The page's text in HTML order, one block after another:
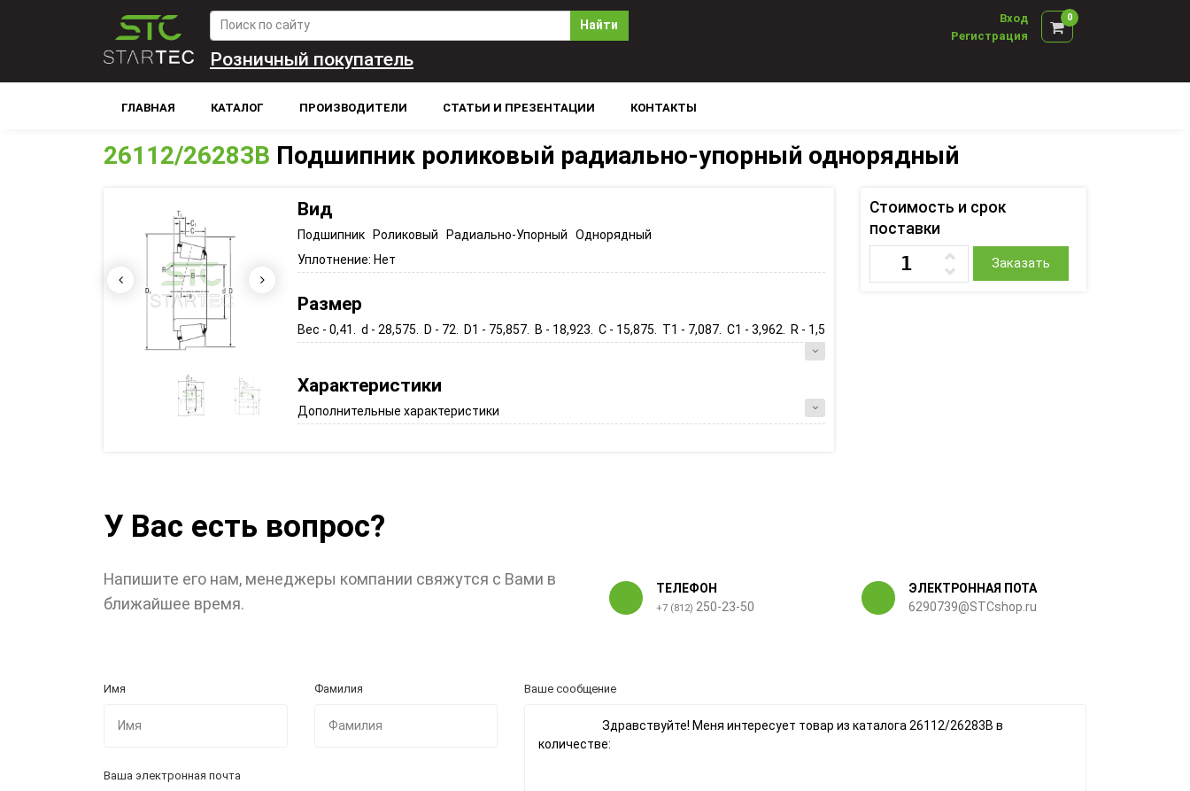
Найти
Вход
Регистрация
0
Розничный покупатель
ГЛАВНАЯ КАТАЛОГ ПРОИЗВОДИТЕЛИ СТАТЬИ И ПРЕЗЕНТАЦИИ КОНТАКТЫ
26112/26283B Подшипник роликовый радиально-упорный однорядный
Вид
Подшипник Роликовый Радиально-Упорный Однорядный
Уплотнение: Нет
Размер
Вес - 0,41. d - 28,575. D - 72. D1 - 75,857. B - 18,923. C - 15,875. T1 - 7,087. C1 - 3,962. R - 1,5
Характеристики
Дополнительные характеристики
Стоимость и срок
поставки
Заказать
У Вас есть вопрос?
Напишите его нам, менеджеры компании свяжутся с Вами в
ближайшее время.
ТЕЛЕФОН
+7 (812) 250-23-50
ЭЛЕКТРОННАЯ ПОТА
6290739@STCshop.ru
Имя Фамилия
Ваша электронная почта
Ваше сообщение